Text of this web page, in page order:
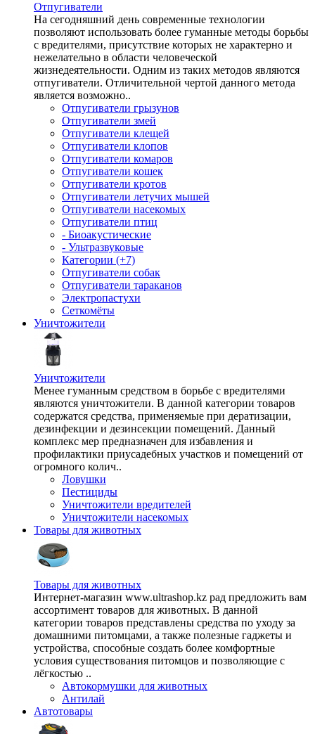
Отпугиватели
На сегодняшний день современные технологии
позволяют использовать более гуманные методы борьбы
с вредителями, присутствие которых не характерно и
нежелательно в области человеческой
жизнедеятельности. Одним из таких методов являются
отпугиватели. Отличительной чертой данного метода
является возможно..
Отпугиватели грызунов
Отпугиватели змей
Отпугиватели клещей
Отпугиватели клопов
Отпугиватели комаров
Отпугиватели кошек
Отпугиватели кротов
Отпугиватели летучих мышей
Отпугиватели насекомых
Отпугиватели птиц
- Биоакустические
- Ультразвуковые
Категории (+7)
Отпугиватели собак
Отпугиватели тараканов
Электропастухи
Сеткомёты
Уничтожители
Уничтожители
Менее гуманным средством в борьбе с вредителями
являются уничтожители. В данной категории товаров
содержатся средства, применяемые при дератизации,
дезинфекции и дезинсекции помещений. Данный
комплекс мер предназначен для избавления и
профилактики приусадебных участков и помещений от
огромного колич..
Ловушки
Пестициды
Уничтожители вредителей
Уничтожители насекомых
Товары для животных
Товары для животных
Интернет-магазин www.ultrashop.kz рад предложить вам
ассортимент товаров для животных. В данной
категории товаров представлены средства по уходу за
домашними питомцами, а также полезные гаджеты и
устройства, способные создать более комфортные
условия существования питомцов и позволяющие с
лёгкостью ..
Автокормушки для животных
Антилай
Автотовары